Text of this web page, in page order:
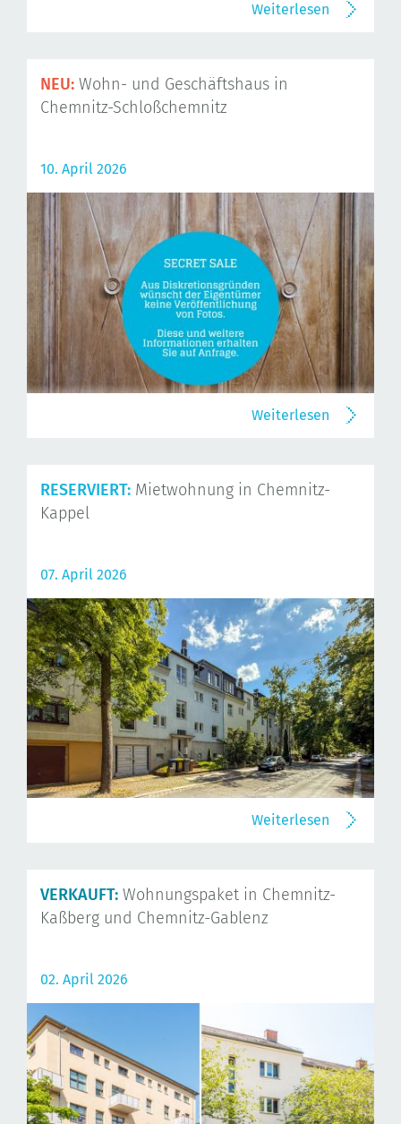
Weiterlesen
NEU: Wohn- und Geschäftshaus in
Chemnitz-Schloßchemnitz
10. April 2026
Weiterlesen
RESERVIERT: Mietwohnung in Chemnitz-
Kappel
07. April 2026
Weiterlesen
VERKAUFT: Wohnungspaket in Chemnitz-
Kaßberg und Chemnitz-Gablenz
02. April 2026